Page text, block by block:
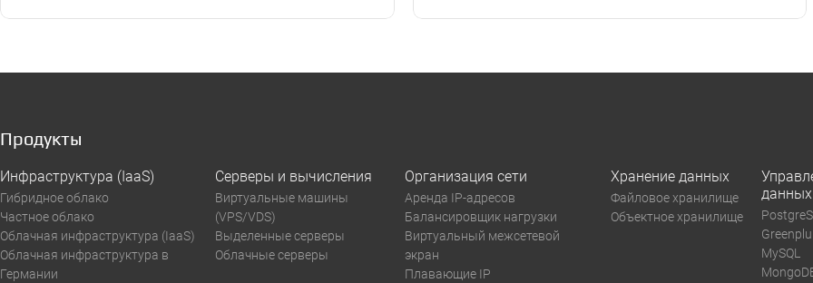
Продукты
Инфраструктура (IaaS)
Гибридное облако
Частное облако
Облачная инфраструктура (IaaS)
Облачная инфраструктура в
Германии
Серверы и вычисления
Виртуальные машины
(VPS/VDS)
Выделенные серверы
Облачные серверы
Организация сети
Аренда IP-адресов
Балансировщик нагрузки
Виртуальный межсетевой
экран
Плавающие IP
Хранение данных
Файловое хранилище
Объектное хранилище
данных
MySQL